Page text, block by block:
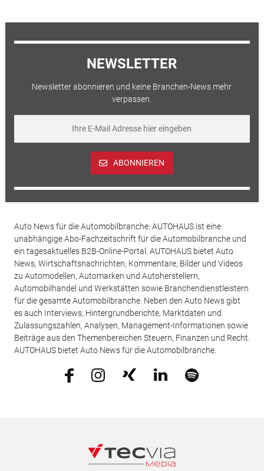
NEWSLETTER
Newsletter abonnieren und keine Branchen-News mehr
verpassen.
ABONNIEREN
Auto News für die Automobilbranche: AUTOHAUS ist eine
unabhängige Abo-Fachzeitschrift für die Automobilbranche und
ein tagesaktuelles B2B-Online-Portal. AUTOHAUS bietet Auto
News, Wirtschaftsnachrichten, Kommentare, Bilder und Videos
zu Automodellen, Automarken und Autoherstellern,
Automobilhandel und Werkstätten sowie Branchendienstleistern
für die gesamte Automobilbranche. Neben den Auto News gibt
es auch Interviews, Hintergrundberichte, Marktdaten und
Zulassungszahlen, Analysen, Management-Informationen sowie
Beiträge aus den Themenbereichen Steuern, Finanzen und Recht.
AUTOHAUS bietet Auto News für die Automobilbranche.